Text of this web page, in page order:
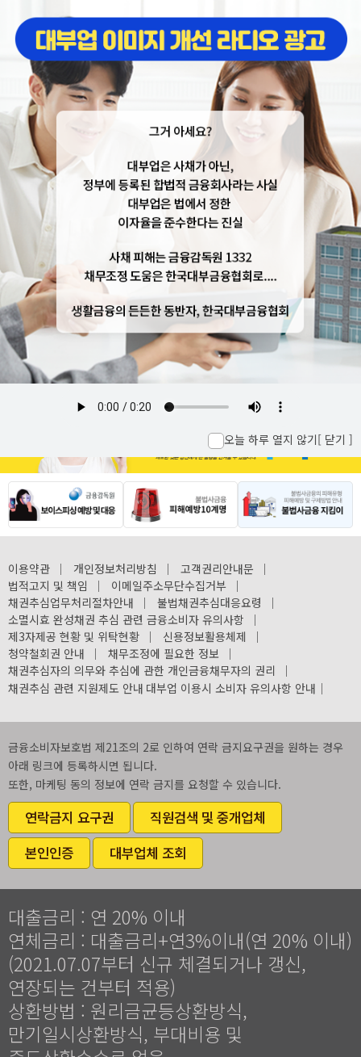
주식회사 빌리언대부2022-금감원-2382(대부업)
2022-금감원-2382(대부중개업)
빌리언 맞춤대출 LIST
전월세보증금
이용약관 ｜ 개인정보처리방침 ｜ 고객권리안내문 ｜
법적고지 및 책임 ｜ 이메일주소무단수집거부 ｜
채권추심업무처리절차안내 ｜ 불법채권추심대응요령 ｜
소멸시효 완성채권 추심 관련 금융소비자 유의사항 ｜
제3자제공 현황 및 위탁현황 ｜ 신용정보활용체제 ｜
청약철회권 안내 ｜ 채무조정에 필요한 정보 ｜
채권추심자의 의무와 추심에 관한 개인금융채무자의 권리 ｜
채권추심 관련 지원제도 안내 대부업 이용시 소비자 유의사항 안내 ｜
금융소비자보호법 제21조의 2로 인하여 연락 금지요구권을 원하는 경우
아래 링크에 등록하시면 됩니다.
또한, 마케팅 동의 정보에 연락 금지를 요청할 수 있습니다.
연락금지 요구권
직원검색 및 중개업체
본인인증
대부업체 조회
대출금리 : 연 20% 이내
연체금리 : 대출금리+연3%이내(연 20% 이내)
(2021.07.07부터 신규 체결되거나 갱신,
연장되는 건부터 적용)
상환방법 : 원리금균등상환방식,
만기일시상환방식, 부대비용 및
오늘 하루 열지 않기[ 닫기 ]